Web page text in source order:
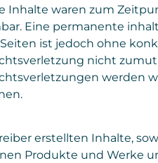
Inhalte waren zum
Eine permanente
ist jedoch ohne
nicht
werden
erstellten Inhalte,
Produkte und Werke